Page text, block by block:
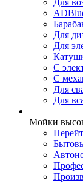
Для
Для
С
С
Для
Для
Мойки